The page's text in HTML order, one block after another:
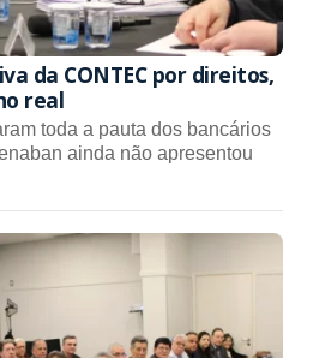
da CONTEC por direitos,
real
toda a pauta dos bancários
ainda não apresentou